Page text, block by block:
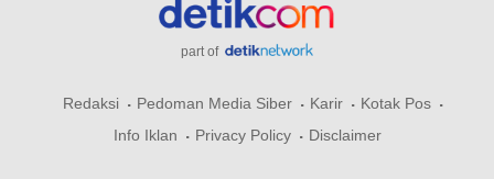
part of
Redaksi Pedoman Media Siber Karir
Kotak Pos
Info Iklan
Privacy Policy Disclaimer